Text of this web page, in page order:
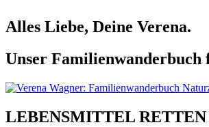
Alles Liebe, Deine Verena.
Unser
LEBENSMITTEL